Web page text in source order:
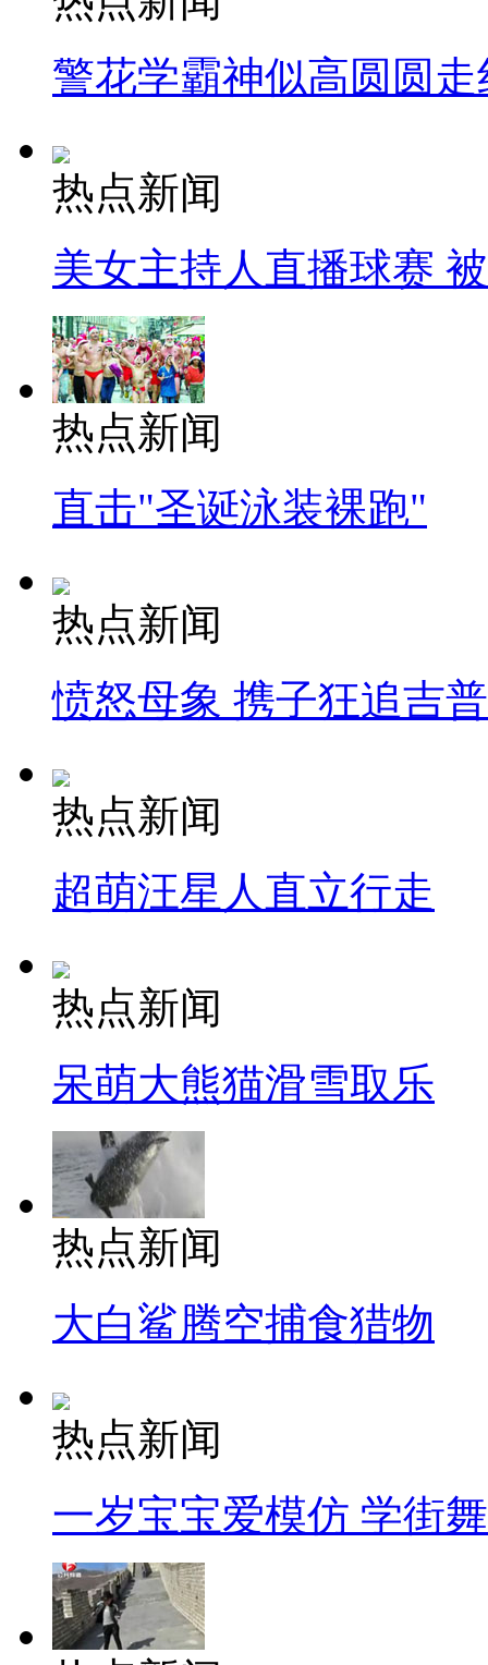
警花学霸神似高圆圆走
热点新闻
美女主持人直播球赛
热点新闻
直击"圣诞泳装裸跑"
热点新闻
愤怒母象 携子狂追吉
热点新闻
超萌汪星人直立行走
热点新闻
呆萌大熊猫滑雪取乐
热点新闻
大白鲨腾空捕食猎物
热点新闻
一岁宝宝爱模仿 学街